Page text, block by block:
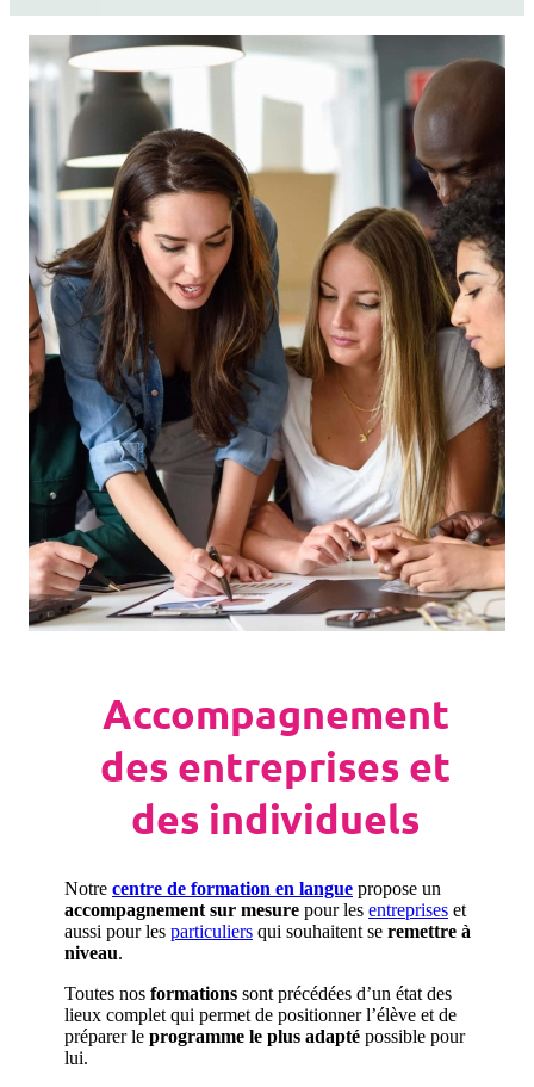
Accompagnement
des entreprises et
des individuels
Notre centre de formation en langue propose un
accompagnement sur mesure pour les entreprises et
aussi pour les particuliers qui souhaitent se remettre à
niveau.
Toutes nos formations sont précédées d’un état des
lieux complet qui permet de positionner l’élève et de
préparer le programme le plus adapté possible pour
lui.